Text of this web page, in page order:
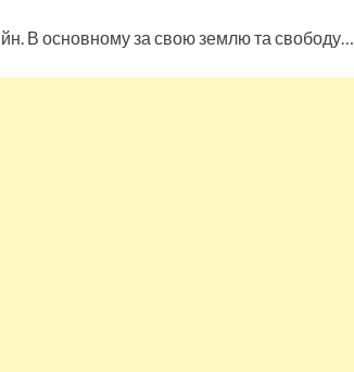
В основному за свою землю та свободу…